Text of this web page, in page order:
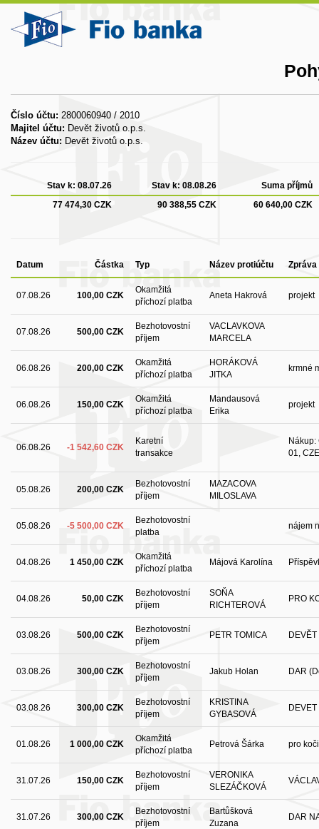
Číslo účtu: 2800060940 / 2010
Majitel účtu: Devět životů o.p.s.
Název účtu: Devět životů o.p.s.
Stav k: 08.07.26 Stav k: 08.08.26
Suma příjmů
77 474,30 CZK
90 388,55 CZK 60 640,00 CZK
Datum Částka Typ Název protiúčtu
07.08.26 100,00 CZK
Okamžitá
příchozí platba
Aneta Hakrová projekt
07.08.26 500,00 CZK
Bezhotovostní
příjem
VACLAVKOVA
MARCELA
06.08.26 200,00 CZK
Okamžitá
příchozí platba
HORÁKOVÁ
JITKA
krmné
06.08.26 150,00 CZK
Okamžitá
příchozí platba
Mandausová
Erika
projekt
06.08.26 -1 542,60 CZK
Karetní
transakce
Nákup:
01,
05.08.26 200,00 CZK
Bezhotovostní
příjem
MAZACOVA
MILOSLAVA
05.08.26 -5 500,00 CZK
Bezhotovostní
platba
nájem
04.08.26 1 450,00 CZK
Okamžitá
příchozí platba
Májová Karolína
04.08.26 50,00 CZK
Bezhotovostní
příjem
SOŇA
RICHTEROVÁ
PRO
03.08.26 500,00 CZK
Bezhotovostní
příjem
PETR TOMICA DEVĚT
03.08.26 300,00 CZK
Bezhotovostní
příjem
Jakub Holan DAR
03.08.26 300,00 CZK
Bezhotovostní
příjem
KRISTINA
GYBASOVÁ
DEVET
01.08.26 1 000,00 CZK
Okamžitá
příchozí platba
Petrová Šárka pro
31.07.26 150,00 CZK
Bezhotovostní
příjem
VERONIKA
SLEZÁČKOVÁ
31.07.26 300,00 CZK
Bezhotovostní
příjem
Bartůšková
Zuzana
DAR